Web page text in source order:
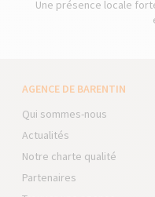
Une présence locale
AGENCE DE BARENTIN
Qui sommes-nous
Actualités
Notre charte qualité
Partenaires